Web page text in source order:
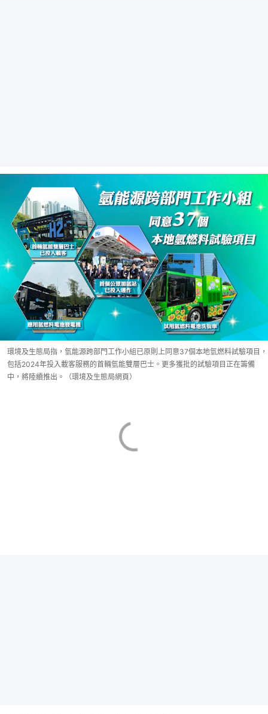
環境及生態局指，氫能源跨部門工作小組已原則上同意37個本地氫燃料試驗項目，
包括2024年投入載客服務的首輛氫能雙層巴士。更多獲批的試驗項目正在籌備
中，將陸續推出。（環境及生態局網頁）